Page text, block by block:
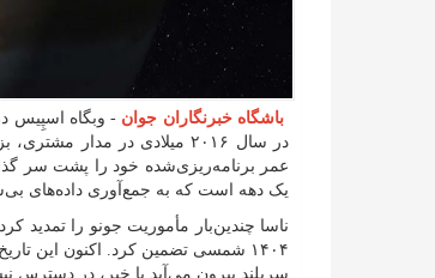
باشگاه خبرنگاران جوان
در سال ۲۰۱۶ میلادی در
یک دهه است که به جمع‌آوری داده‌های
۱۴۰۴ شمسی تضمین کرد. اکنون این
سربلند بیرون می‌آید یا خیر، در دسترس